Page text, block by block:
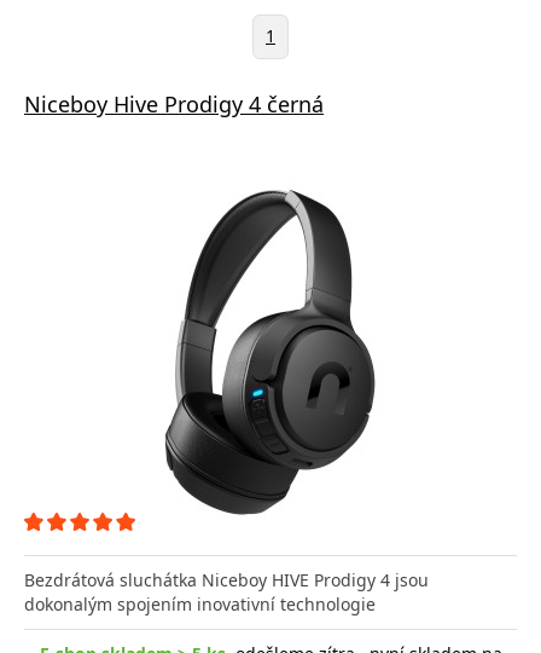
1
Niceboy Hive Prodigy 4 černá
Bezdrátová sluchátka Niceboy HIVE Prodigy 4 jsou
dokonalým spojením inovativní technologie